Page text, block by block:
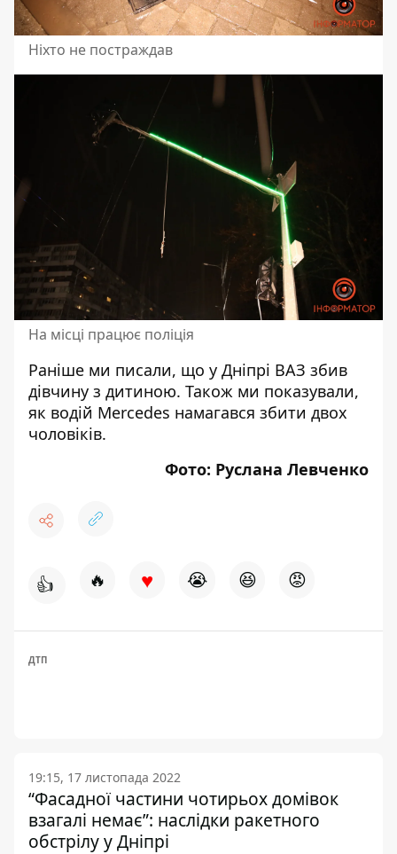
Ніхто не постраждав
На місці працює поліція
Раніше ми писали, що у Дніпрі ВАЗ збив
дівчину з дитиною. Також ми показували,
як водій Mercedes намагався збити двох
чоловіків.
Фото: Руслана Левченко
👍 🔥 ♥ 😭 😆 😡
ДТП
19:15, 17 листопада 2022
“Фасадної частини чотирьох домівок
взагалі немає”: наслідки ракетного
обстрілу у Дніпрі